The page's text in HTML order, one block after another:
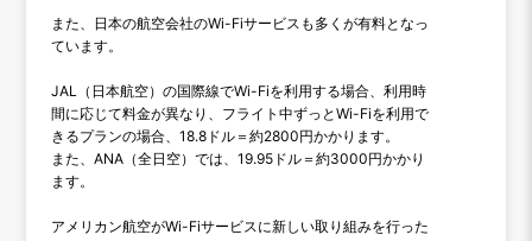
また、日本の航空会社のWi-Fiサービスも多くが有料となっ
ています。
JAL（日本航空）の国際線でWi-Fiを利用する場合、利用時
間に応じて料金が異なり、フライト中ずっとWi-Fiを利用で
きるプランの場合、18.8ドル＝約2800円かかります。
また、ANA（全日空）では、19.95ドル＝約3000円かかり
ます。
アメリカン航空がWi-Fiサービスに新しい取り組みを行った